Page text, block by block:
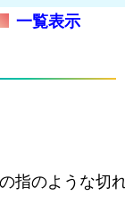
一覧表示
指のような切